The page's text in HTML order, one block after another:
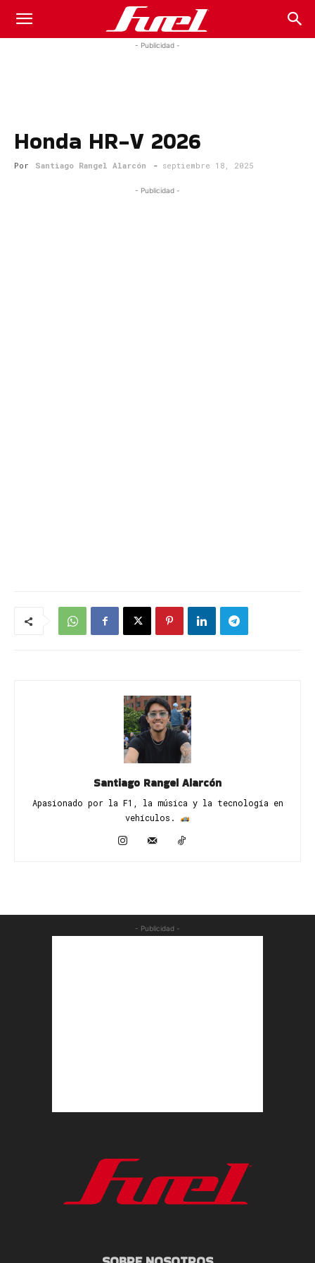
Fuel
Magazine
- Publicidad -
Honda HR-V 2026
Por Santiago Rangel Alarcón - septiembre 18, 2025
- Publicidad -
Santiago Rangel Alarcón
Apasionado por la F1, la música y la tecnología en
vehículos. ​
- Publicidad -